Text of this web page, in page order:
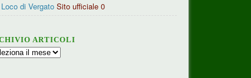
di Vergato Sito ufficiale 0
ARTICOLI